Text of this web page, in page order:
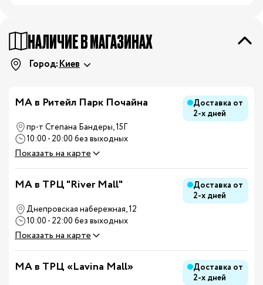
НАЛИЧИЕ В МАГАЗИНАХ
Город:Киев
МА в Ритейл Парк Почайна
Доставка от
2-х дней
пр-т Степана Бандеры, 15Г
10:00 - 20:00 без выходных
Показать на карте
MA в ТРЦ "River Mall"
Доставка от
2-х дней
Днепровская набережная, 12
10:00 - 22:00 без выходных
Показать на карте
MA в ТРЦ «Lavina Mall»
Доставка от
2-х дней